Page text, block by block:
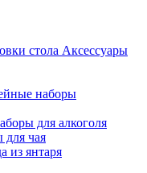
Аксессуары
наборы
для алкоголя
чая
из янтаря